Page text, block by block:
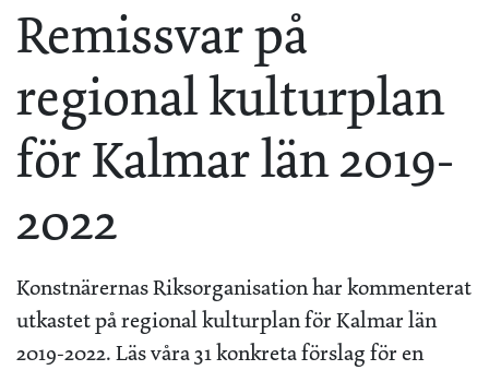
Remissvar på
regional kulturplan
för Kalmar län 2019-
2022
Konstnärernas Riksorganisation har kommenterat
utkastet på regional kulturplan för Kalmar län
2019-2022. Läs våra 31 konkreta förslag för en